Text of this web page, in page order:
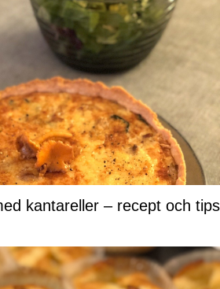
kantareller – recept och tips